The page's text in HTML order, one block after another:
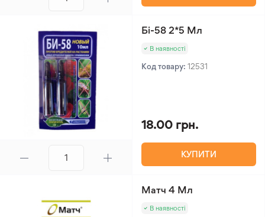
Бі-58 2*5 Мл
В наявності
Код товару: 12531
18.00 грн.
КУПИТИ
Матч 4 Мл
В наявності